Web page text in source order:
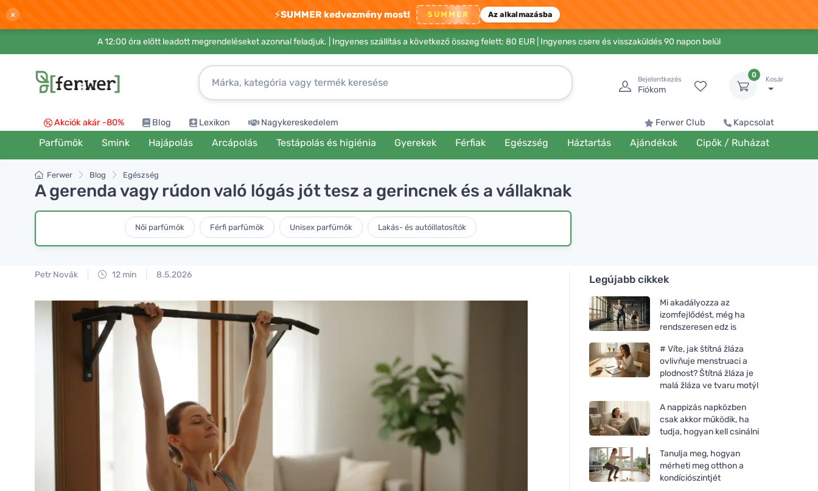
× ⚡SUMMER kedvezmény most! SUMMER Az alkalmazásba
A 12:00 óra előtt leadott megrendeléseket azonnal feladjuk. | Ingyenes szállítás a következő összeg felett: 80 EUR | Ingyenes csere és visszaküldés 90 napon belül
Bejelentkezés
Fiókom
0
Kosár
Akciók akár -80% Blog Lexikon Nagykereskedelem Ferwer Club Kapcsolat
Parfümök Smink Hajápolás Arcápolás Testápolás és higiénia Gyerekek Férfiak Egészség Háztartás Ajándékok Cipők / Ruházat
Ferwer Blog Egészség
A gerenda vagy rúdon való lógás jót tesz a gerincnek és a vállaknak
Női parfümök Férfi parfümök Unisex parfümök Lakás- és autóillatosítók
Petr Novák 12 min 8.5.2026 Legújabb cikkek
Mi akadályozza az
izomfejlődést, még ha
rendszeresen edz is
# Víte, jak štítná žláza
ovlivňuje menstruaci a
plodnost? Štítná žláza je
malá žláza ve tvaru motýl
A nappizás napközben
csak akkor működik, ha
tudja, hogyan kell csinálni
Tanulja meg, hogyan
mérheti meg otthon a
kondíciószintjét